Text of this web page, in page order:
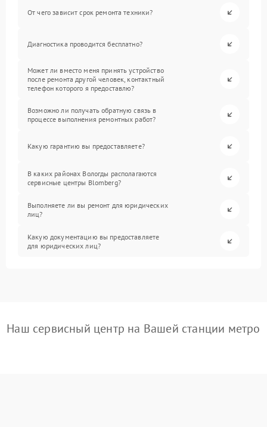
От чего зависит срок ремонта техники?
Диагностика проводится бесплатно?
Может ли вместо меня принять устройство
после ремонта другой человек, контактный
телефон которого я предоставлю?
Возможно ли получать обратную связь в
процессе выполнения ремонтных работ?
Какую гарантию вы предоставляете?
В каких районах Вологды располагаются
сервисные центры Blomberg?
Выполняете ли вы ремонт для юридических
лиц?
Какую документацию вы предоставляете
для юридических лиц?
Наш сервисный центр на Вашей станции метро